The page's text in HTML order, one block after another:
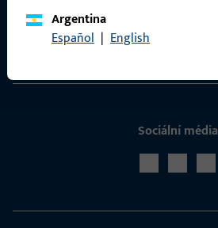
Argentina
Español | English
Sociální média